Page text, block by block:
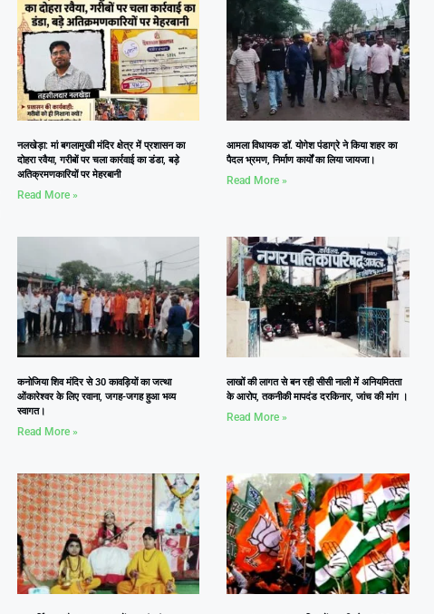
नलखेड़ा: मां बगलामुखी मंदिर क्षेत्र में प्रशासन का
दोहरा रवैया, गरीबों पर चला कार्रवाई का डंडा, बड़े
अतिक्रमणकारियों पर मेहरबानी
Read More »
आमला विधायक डॉ. योगेश पंडाग्रे ने किया शहर का
पैदल भ्रमण, निर्माण कार्यों का लिया जायजा।
Read More »
कनोजिया शिव मंदिर से 30 कावड़ियों का जत्था
ओंकारेश्वर के लिए रवाना, जगह-जगह हुआ भव्य
स्वागत।
Read More »
लाखों की लागत से बन रही सीसी नाली में अनियमितता
के आरोप, तकनीकी मापदंड दरकिनार, जांच की मांग ।
Read More »